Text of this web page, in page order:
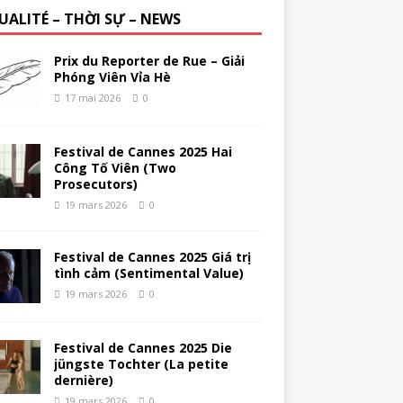
– THỜI SỰ – NEWS
Prix du Reporter de Rue – Giải
Phóng Viên Vỉa Hè
17 mai 2026 0
Festival de Cannes 2025 Hai
Công Tố Viên (Two
Prosecutors)
19 mars 2026 0
Festival de Cannes 2025 Giá trị
tình cảm (Sentimental Value)
19 mars 2026 0
Festival de Cannes 2025 Die
jüngste Tochter (La petite
dernière)